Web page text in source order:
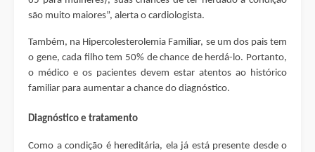
são muito maiores”, alerta o cardiologista.
Também, na Hipercolesterolemia Familiar, se um dos pais tem
o gene, cada filho tem 50% de chance de herdá-lo. Portanto,
o médico e os pacientes devem estar atentos ao histórico
familiar para aumentar a chance do diagnóstico.
Diagnóstico e tratamento
Como a condição é hereditária, ela já está presente desde o